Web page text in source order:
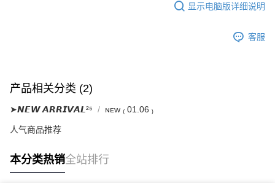
显示电脑版详细说明
客服
产品相关分类 (2)
➤𝙉𝙀𝙒 𝘼𝙍𝙍𝙄𝙑𝘼𝙇²⁵ ɴᴇᴡ ₍ 01.06 ₎
人气商品推荐
本分类热销全站排行